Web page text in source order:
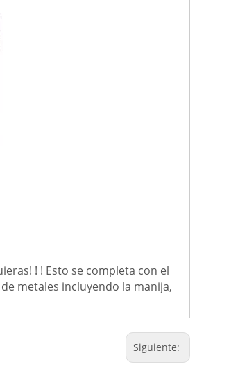
! ! Esto se completa con el
de metales incluyendo la manija,
Siguiente: